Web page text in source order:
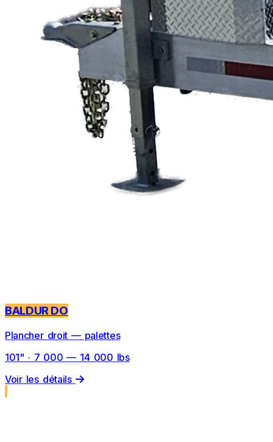
BALDUR DO
Plancher droit — palettes
101" · 7 000 — 14 000 lbs
Voir les détails